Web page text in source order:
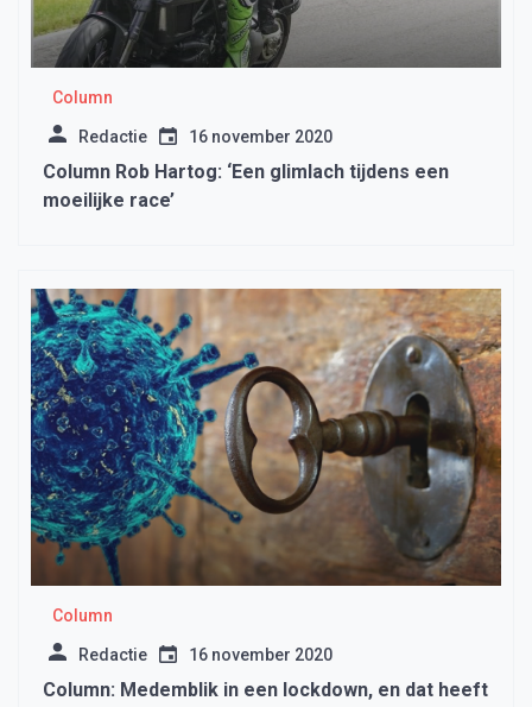
Column
Redactie 16 november 2020
Column Rob Hartog: ‘Een glimlach tijdens een
moeilijke race’
Column
Redactie 16 november 2020
Column: Medemblik in een lockdown, en dat heeft